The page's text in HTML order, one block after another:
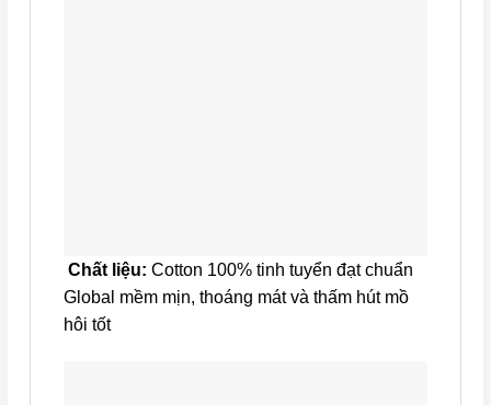
Chất liệu: Cotton 100% tinh tuyển đạt chuẩn
Global mềm mịn, thoáng mát và thấm hút mồ
hôi tốt